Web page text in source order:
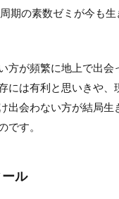
期の素数ゼミが今も
方が頻繁に地上で出会
には有利と思いきや、
出会わない方が結局生
です。
ル